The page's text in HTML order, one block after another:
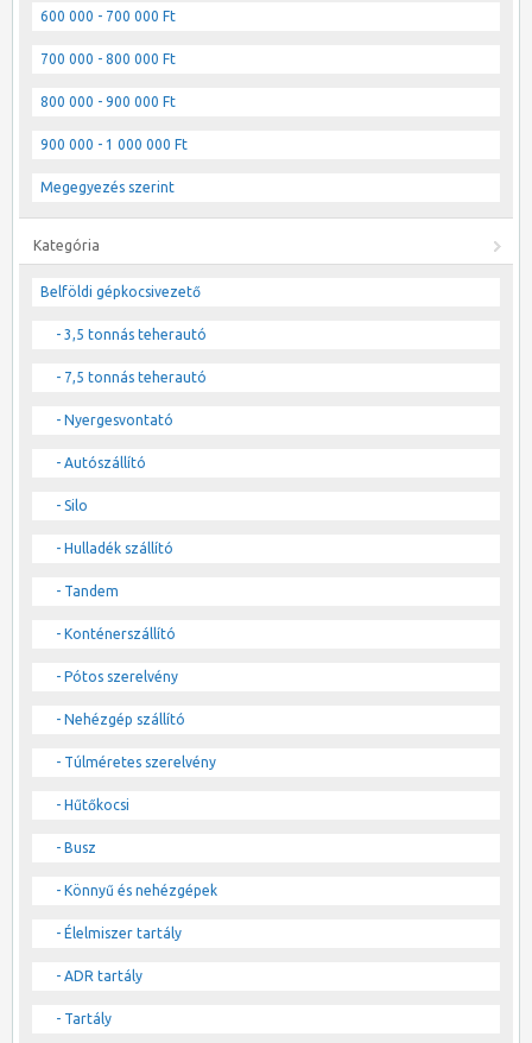
600 000 - 700 000 Ft
700 000 - 800 000 Ft
800 000 - 900 000 Ft
900 000 - 1 000 000 Ft
Megegyezés szerint
Kategória
Belföldi gépkocsivezető
- 3,5 tonnás teherautó
- 7,5 tonnás teherautó
- Nyergesvontató
- Autószállító
- Silo
- Hulladék szállító
- Tandem
- Konténerszállító
- Pótos szerelvény
- Nehézgép szállító
- Túlméretes szerelvény
- Hűtőkocsi
- Busz
- Könnyű és nehézgépek
- Élelmiszer tartály
- ADR tartály
- Tartály